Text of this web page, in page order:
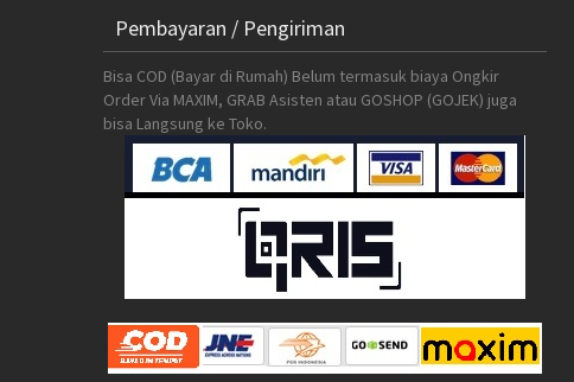
Pembayaran / Pengiriman
Bisa COD (Bayar di Rumah) Belum termasuk biaya Ongkir
Order Via MAXIM, GRAB Asisten atau GOSHOP (GOJEK) juga
bisa Langsung ke Toko.